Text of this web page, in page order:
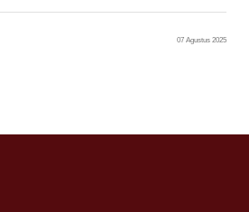
07 Agustus 2025